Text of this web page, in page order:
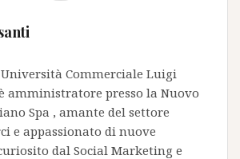
Commerciale Luigi
amministratore presso la Nuovo
Spa , amante del settore
e appassionato di nuove
dal Social Marketing e